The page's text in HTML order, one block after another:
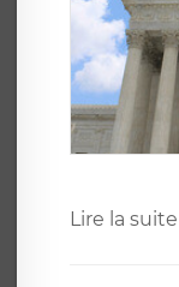
Lire la suite